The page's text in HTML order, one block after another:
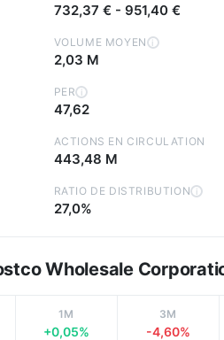
732,37 €- 951,40 €
VOLUME MOYEN i
2,03 M
PER i
47,62
ACTIONS EN CIRCULATION
443,48 M
RATIO DE DISTRIBUTION i
27,0%
Wholesale
1M
+0,05%
3M
-4,60%